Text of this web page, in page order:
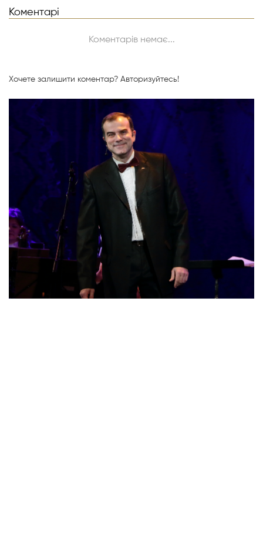
Коментарі
Коментарів немає...
Хочете залишити коментар? Авторизуйтесь!